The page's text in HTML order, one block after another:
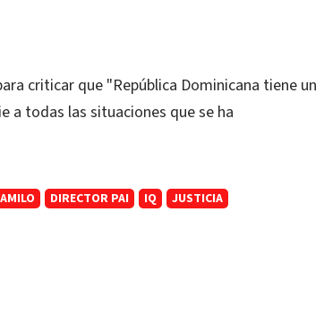
criticar que "República Dominicana tiene un
a todas las situaciones que se ha
DIRECTOR PAI IQ JUSTICIA